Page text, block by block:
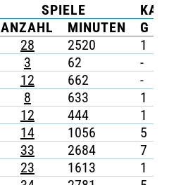
SPIELE
ANZAHL MINUTEN G
28 2520 1
3 62 -
12 662 -
8 633 1
12 444 1
14 1056 5
33 2684 7
23 1613 1